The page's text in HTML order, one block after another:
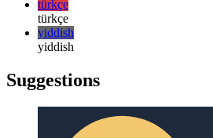
русский
русский
türkçe
türkçe
yiddish
Suggestions